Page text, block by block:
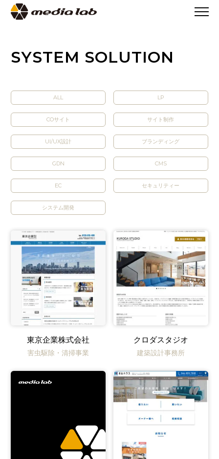
SYSTEM SOLUTION
SYSTEM SOLUTION
ALL LP
COサイト サイト制作
UI/UX設計 ブランディング
GDN CMS
EC セキュリティー
システム開発
東京企業株式会社
害虫駆除・清掃事業
クロダスタジオ
建築設計事務所